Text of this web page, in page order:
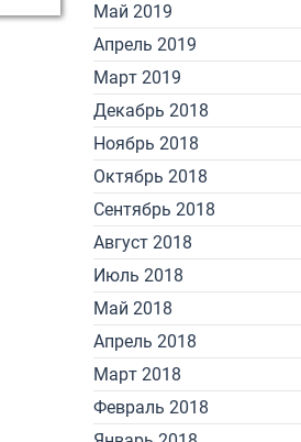
Май 2019
Апрель 2019
Март 2019
Декабрь 2018
Ноябрь 2018
Октябрь 2018
Сентябрь 2018
Август 2018
Июль 2018
Май 2018
Апрель 2018
Март 2018
Февраль 2018